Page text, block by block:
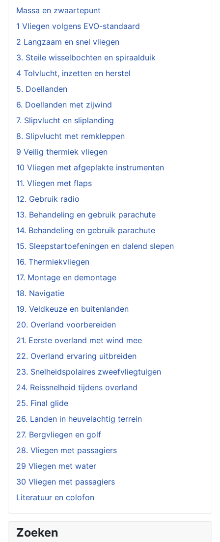
Massa en zwaartepunt
1 Vliegen volgens EVO-standaard
2 Langzaam en snel vliegen
3. Steile wisselbochten en spiraalduik
4 Tolvlucht, inzetten en herstel
5. Doellanden
6. Doellanden met zijwind
7. Slipvlucht en sliplanding
8. Slipvlucht met remkleppen
9 Veilig thermiek vliegen
10 Vliegen met afgeplakte instrumenten
11. Vliegen met flaps
12. Gebruik radio
13. Behandeling en gebruik parachute
14. Behandeling en gebruik parachute
15. Sleepstartoefeningen en dalend slepen
16. Thermiekvliegen
17. Montage en demontage
18. Navigatie
19. Veldkeuze en buitenlanden
20. Overland voorbereiden
21. Eerste overland met wind mee
22. Overland ervaring uitbreiden
23. Snelheidspolaires zweefvliegtuigen
24. Reissnelheid tijdens overland
25. Final glide
26. Landen in heuvelachtig terrein
27. Bergvliegen en golf
28. Vliegen met passagiers
29 Vliegen met water
30 Vliegen met passagiers
Literatuur en colofon
Zoeken